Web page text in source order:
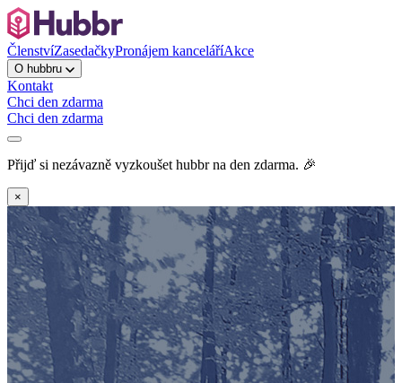
ČlenstvíZasedačkyPronájem kanceláříAkce
O hubbru
Kontakt
Chci den zdarma
Chci den zdarma
Přijď si nezávazně vyzkoušet hubbr na den zdarma. 🎉
×